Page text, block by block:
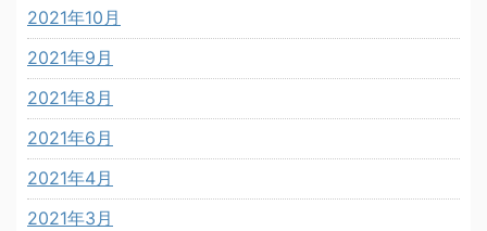
2021年10月
2021年9月
2021年8月
2021年6月
2021年4月
2021年3月